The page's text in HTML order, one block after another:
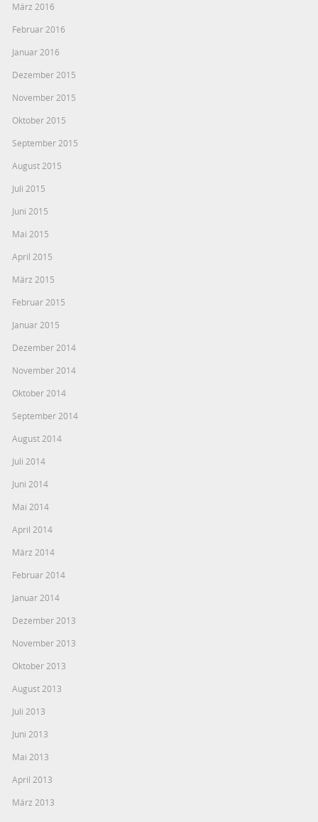
März 2016
Februar 2016
Januar 2016
Dezember 2015
November 2015
Oktober 2015
September 2015
August 2015
Juli 2015
Juni 2015
Mai 2015
April 2015
März 2015
Februar 2015
Januar 2015
Dezember 2014
November 2014
Oktober 2014
September 2014
August 2014
Juli 2014
Juni 2014
Mai 2014
April 2014
März 2014
Februar 2014
Januar 2014
Dezember 2013
November 2013
Oktober 2013
August 2013
Juli 2013
Juni 2013
Mai 2013
April 2013
März 2013